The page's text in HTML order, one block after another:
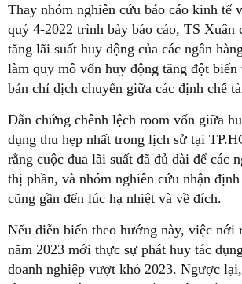
Thay nhóm nghiên cứu báo cáo kinh tế
quý 4-2022 trình bày báo cáo, TS Xuân
tăng lãi suất huy động của các ngân
làm quy mô vốn huy động tăng đột
bản chỉ dịch chuyển giữa các định chế
Dẫn chứng chênh lệch room vốn giữa
dụng thu hẹp nhất trong lịch sử tại
rằng cuộc đua lãi suất đã đủ dài để các
thị phần, và nhóm nghiên cứu nhận
cũng gần đến lúc hạ nhiệt và về đích.
Nếu diễn biến theo hướng này, việc nới
năm 2023 mới thực sự phát huy tác
doanh nghiệp vượt khó 2023. Ngược